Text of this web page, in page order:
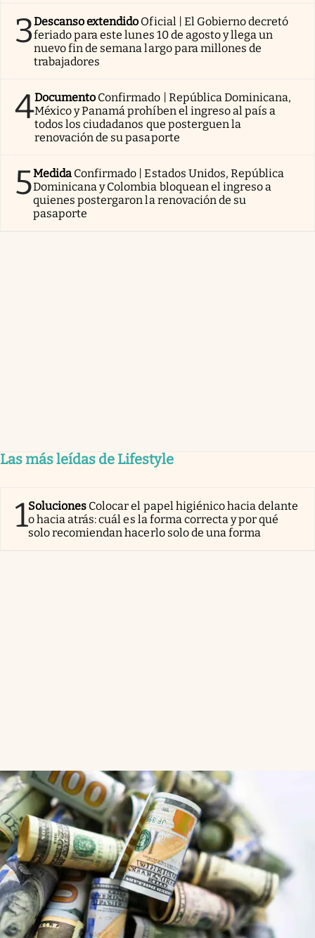
3Descanso extendido Oficial | El Gobierno decretó
feriado para este lunes 10 de agosto y llega un
nuevo fin de semana largo para millones de
trabajadores
4Documento Confirmado | República Dominicana,
México y Panamá prohíben el ingreso al país a
todos los ciudadanos que posterguen la
renovación de su pasaporte
5Medida Confirmado | Estados Unidos, República
Dominicana y Colombia bloquean el ingreso a
quienes postergaron la renovación de su
pasaporte
Las más leídas de Lifestyle
1Soluciones Colocar el papel higiénico hacia delante
o hacia atrás: cuál es la forma correcta y por qué
solo recomiendan hacerlo solo de una forma